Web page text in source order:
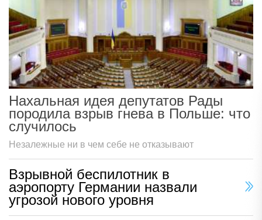
Нахальная идея депутатов Рады
породила взрыв гнева в Польше: что
случилось
Незалежные ни в чем себе не отказывают
Взрывной беспилотник в
аэропорту Германии назвали
угрозой нового уровня